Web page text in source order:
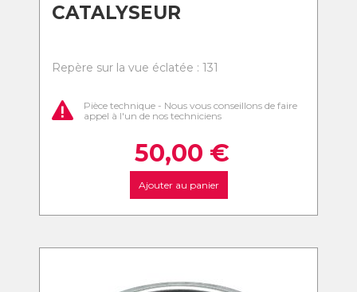
CATALYSEUR
Repère sur la vue éclatée : 131
Pièce technique - Nous vous conseillons de faire
appel à l'un de nos techniciens
50,00 €
Ajouter au panier